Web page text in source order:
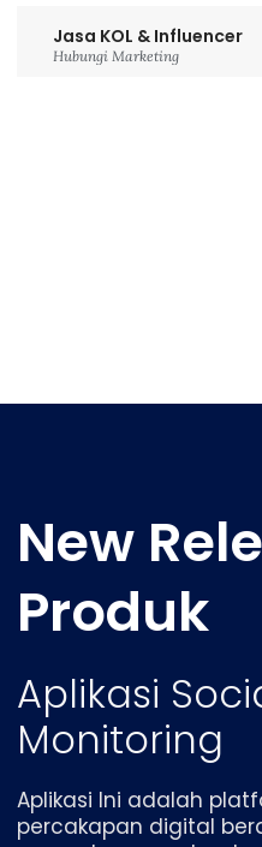
Jasa KOL & Influencer
Hubungi Marketing
New
Produk
Aplikasi
Monitoring
Aplikasi Ini adalah
percakapan digital